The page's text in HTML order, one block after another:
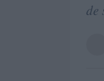
de